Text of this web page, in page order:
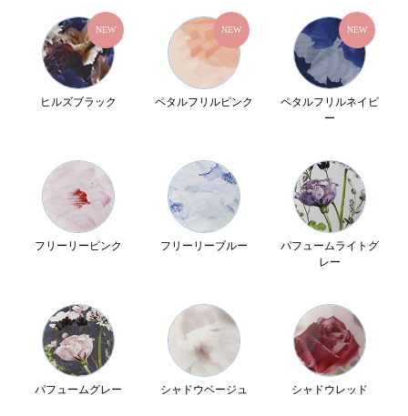
NEW
ヒルズブラック
NEW
ペタルフリルピンク
NEW
ペタルフリルネイビ
ー
フリーリーピンク フリーリーブルー
パフュームライトグ
レー
パフュームグレー シャドウベージュ シャドウレッド